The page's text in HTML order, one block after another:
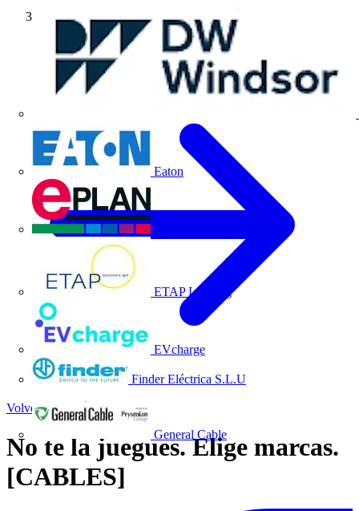
Eaton
ETAP Lighting
EVcharge
Finder Eléctrica S.L.U
General Cable
Monográfico
Volver a Noticias
No te la juegues. Elige marcas.
[CABLES]